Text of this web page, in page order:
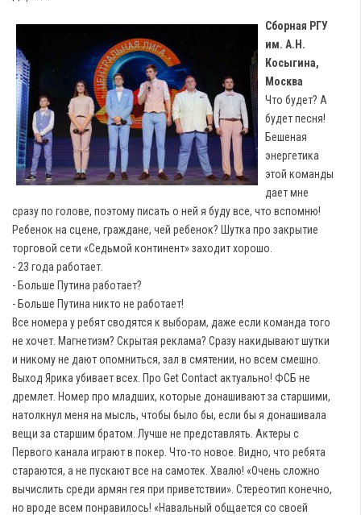
Сборная РГУ
им. А.Н.
Косыгина,
Москва
Что будет? А
будет песня!
Бешеная
энергетика
этой команды
дает мне
сразу по голове, поэтому писать о ней я буду все, что вспомню!
Ребенок на сцене, граждане, чей ребенок? Шутка про закрытие
торговой сети «Седьмой континент» заходит хорошо.
- 23 года работает.
- Больше Путина работает?
- Больше Путина никто не работает!
Все номера у ребят сводятся к выборам, даже если команда того
не хочет. Магнетизм? Скрытая реклама? Сразу накидывают шутки
и никому не дают опомниться, зал в смятении, но всем смешно.
Выход Ярика убивает всех. Про Get Сontact актуально! ФСБ не
дремлет. Номер про младших, которые донашивают за старшими,
натолкнул меня на мысль, чтобы было бы, если бы я донашивала
вещи за старшим братом. Лучше не представлять. Актеры с
Первого канала играют в покер. Что-то новое. Видно, что ребята
стараются, а не пускают все на самотек. Хвалю! «Очень сложно
вычислить среди армян гея при приветствии». Стереотип конечно,
но вроде всем понравилось! «Навальный общается со своей